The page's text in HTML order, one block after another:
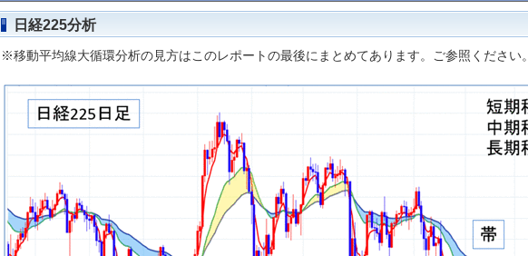
日経225分析
※移動平均線大循環分析の見方はこのレポートの最後にまとめてあります。ご参照ください。